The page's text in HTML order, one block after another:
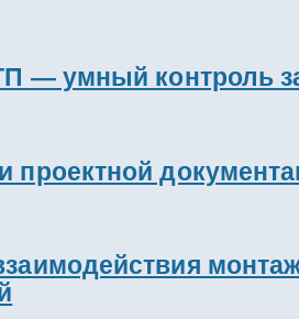
— умный контроль
проектной